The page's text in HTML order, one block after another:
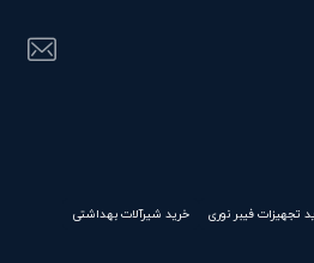
تجهیزات فیبر نوری خرید شیرآلات بهداشتی